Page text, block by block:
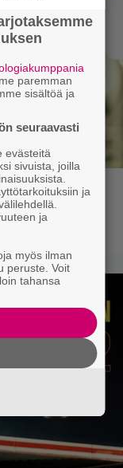
paremman
sisältöä ja
seuraavasti
evästeitä
sivuista, joilla
ja
ja
myös ilman
peruste. Voit
tahansa